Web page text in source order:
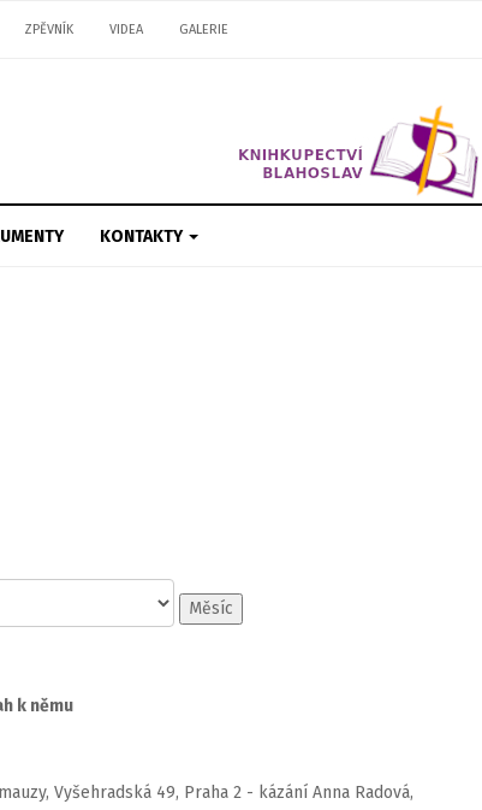
ZPĚVNÍK VIDEA GALERIE
KONTAKTY
Měsíc
k němu
Vyšehradská 49, Praha 2 - kázání Anna Radová,